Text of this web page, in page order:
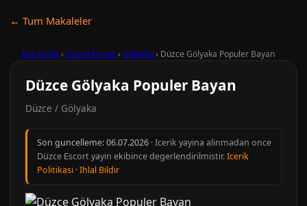
← Tum Makaleler
Ana Sayfa › Düzce Escort› Gölyaka › Düzce Gölyaka Populer Bayan
Düzce Gölyaka Populer Bayan
Düzce / Gölyaka
Son guncelleme:06.07.2026 · Icerik yayina alinmadan once
Düzce Escort yayin ekibince degerlendirilmistir.Icerik
Politikasi ·Ihlal Bildir